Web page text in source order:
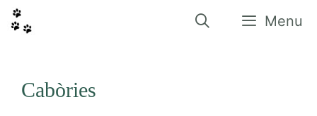
contingut
Menu
Cabòries